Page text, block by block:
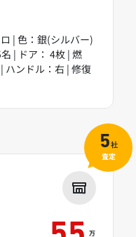
| 色：銀(シルバー)
| ドア： 4枚 | 燃
ハンドル：右 | 修復
万
5社
査定